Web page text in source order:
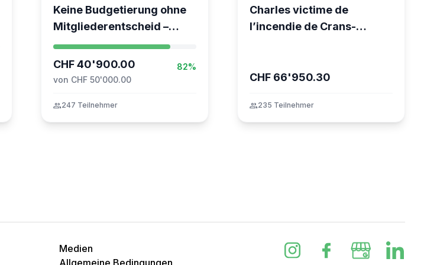
Keine Budgetierung ohne
Mitgliederentscheid –
TARDOC-Höchstgrenze
unabhängig prüfen
CHF 40'900.00
82%
von CHF 50'000.00
group247 Teilnehmer
Charles victime de
l’incendie de Crans-
CHF 66'950.30
group235 Teilnehmer
Medien